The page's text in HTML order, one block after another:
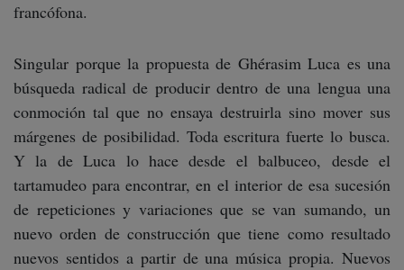
francófona.
Singular porque la propuesta de Ghérasim Luca es una
búsqueda radical de producir dentro de una lengua una
conmoción tal que no ensaya destruirla sino mover sus
márgenes de posibilidad. Toda escritura fuerte lo busca.
Y la de Luca lo hace desde el balbuceo, desde el
tartamudeo para encontrar, en el interior de esa sucesión
de repeticiones y variaciones que se van sumando, un
nuevo orden de construcción que tiene como resultado
nuevos sentidos a partir de una música propia. Nuevos